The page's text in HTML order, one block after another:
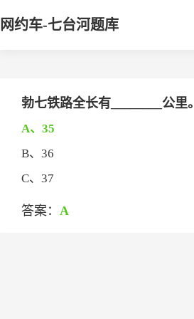
网约车-七台河题库
勃七铁路全长有________公里。
A、35
B、36
C、37
答案： A